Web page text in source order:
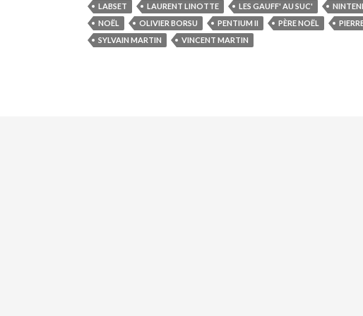
LABSET
LAURENT LINOTTE LES GAUFF' AU SUC'
NOËL
OLIVIER BORSU PENTIUM II PÈRE NOËL
SYLVAIN MARTIN
VINCENT MARTIN